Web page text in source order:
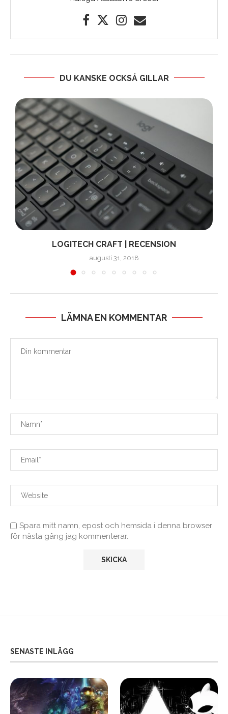
DU KANSKE OCKSÅ GILLAR
LOGITECH CRAFT | RECENSION
augusti 31, 2018
LÄMNA EN KOMMENTAR
Spara mitt namn, epost och hemsida i denna browser
för nästa gång jag kommenterar.
SENASTE INLÄGG